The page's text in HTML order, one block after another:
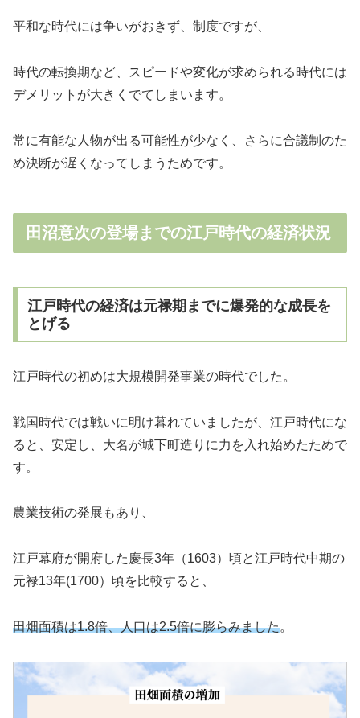
平和な時代には争いがおきず、制度ですが、
時代の転換期など、スピードや変化が求められる時代には
デメリットが大きくでてしまいます。
常に有能な人物が出る可能性が少なく、さらに合議制のた
め決断が遅くなってしまうためです。
田沼意次の登場までの江戸時代の経済状況
江戸時代の経済は元禄期までに爆発的な成長を
とげる
江戸時代の初めは大規模開発事業の時代でした。
戦国時代では戦いに明け暮れていましたが、江戸時代にな
ると、安定し、大名が城下町造りに力を入れ始めたためで
す。
農業技術の発展もあり、
江戸幕府が開府した慶長3年（1603）頃と江戸時代中期の
元禄13年(1700）頃を比較すると、
田畑面積は1.8倍、人口は2.5倍に膨らみました。